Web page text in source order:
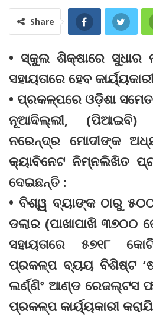
Share
• ସ୍କୁଲ ଶିକ୍ଷାରେ ସୁଧାର
ସହାୟତାରେ ହେବ
• ପ୍ରକଳ୍ପରେ ଓଡ଼ିଶା
ନୂଆଦିଲ୍ଲୀ, (ପିଆଇବି) :
ନରେନ୍ଦ୍ର ମୋଦୀଙ୍କ
କ୍ୟାବିନେଟ ନିମ୍ନଲିଖିତ
ଦେଇଛନ୍ତି :
• ବିଶ୍ୱ ବ୍ୟାଙ୍କ ଠାରୁ
ଡଲାର (ପାଖାପାଖି ୩୭୦୦
ସହାୟତାରେ ୫୭୧୮
ପ୍ରକଳ୍ପ ବ୍ୟୟ ବିଶିଷ୍ଟ
ଲର୍ଣ୍ଣିଂ ଆଣ୍ଡ ରେଜଲ୍ଟସ
ପ୍ରକଳ୍ପ କାର୍ୟ୍ୟକାରୀ